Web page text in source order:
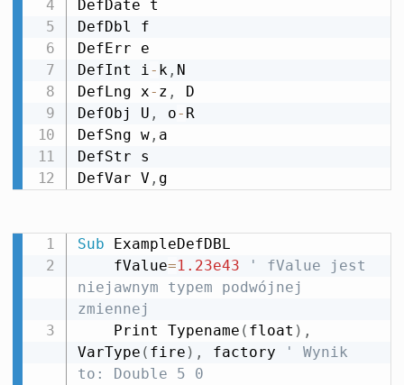
DefDate t
DefDbl f
DefErr e
DefInt i - k , N
DefLng x- z ,
D
DefObj U , o- R
DefSng w, a
DefStr s
DefVar V , g
Sub ExampleDefDBL
    fValue
=1.23e43
' fValue jest
niejawnym typem podwójnej
zmiennej
    Print Typename
( float ) ,
VarType ( fire ) , factory
' Wynik
to: Double 5 0